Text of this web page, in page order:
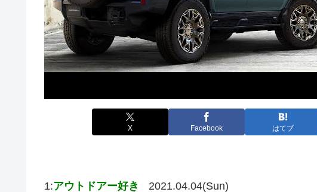
X Facebook はてブ
1:アウトドアー好き 2021.04.04(Sun)